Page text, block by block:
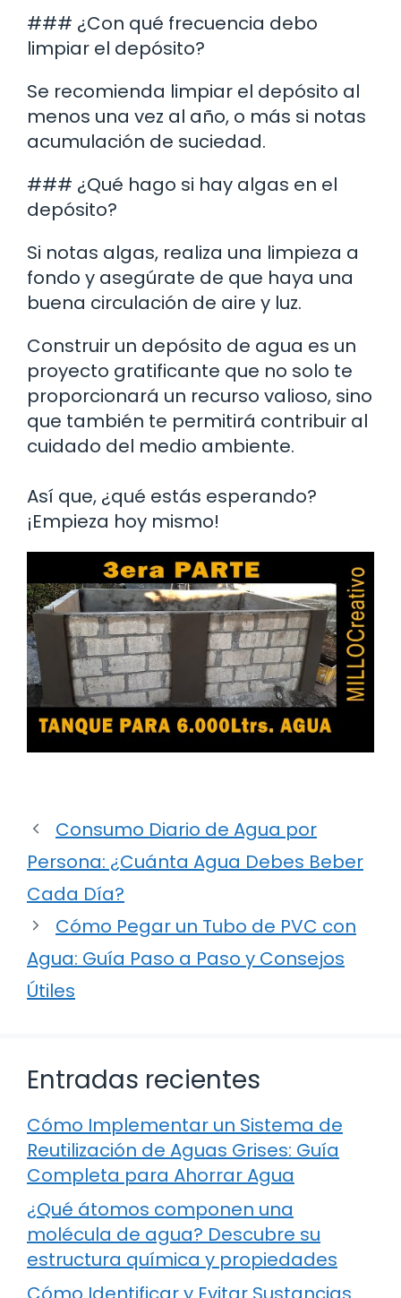
### ¿Con qué frecuencia debo
limpiar el depósito?
Se recomienda limpiar el depósito al
menos una vez al año, o más si notas
acumulación de suciedad.
### ¿Qué hago si hay algas en el
depósito?
Si notas algas, realiza una limpieza a
fondo y asegúrate de que haya una
buena circulación de aire y luz.
Construir un depósito de agua es un
proyecto gratificante que no solo te
proporcionará un recurso valioso, sino
que también te permitirá contribuir al
cuidado del medio ambiente.
Así que, ¿qué estás esperando?
¡Empieza hoy mismo!
Consumo Diario de Agua por
Persona: ¿Cuánta Agua Debes Beber
Cada Día?
Cómo Pegar un Tubo de PVC con
Agua: Guía Paso a Paso y Consejos
Útiles
Entradas recientes
Cómo Implementar un Sistema de
Reutilización de Aguas Grises: Guía
Completa para Ahorrar Agua
¿Qué átomos componen una
molécula de agua? Descubre su
estructura química y propiedades